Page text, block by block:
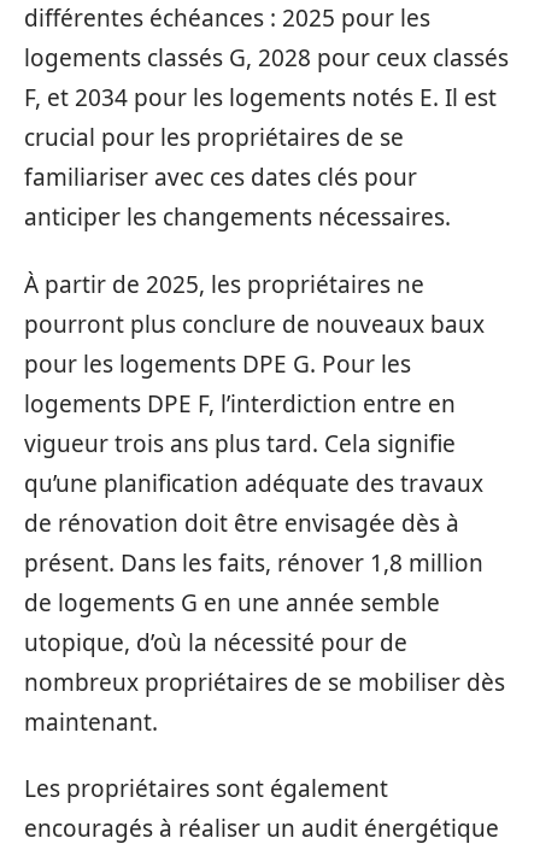
différentes échéances : 2025 pour les
logements classés G, 2028 pour ceux classés
F, et 2034 pour les logements notés E. Il est
crucial pour les propriétaires de se
familiariser avec ces dates clés pour
anticiper les changements nécessaires.
À partir de 2025, les propriétaires ne
pourront plus conclure de nouveaux baux
pour les logements DPE G. Pour les
logements DPE F, l’interdiction entre en
vigueur trois ans plus tard. Cela signifie
qu’une planification adéquate des travaux
de rénovation doit être envisagée dès à
présent. Dans les faits, rénover 1,8 million
de logements G en une année semble
utopique, d’où la nécessité pour de
nombreux propriétaires de se mobiliser dès
maintenant.
Les propriétaires sont également
encouragés à réaliser un audit énergétique